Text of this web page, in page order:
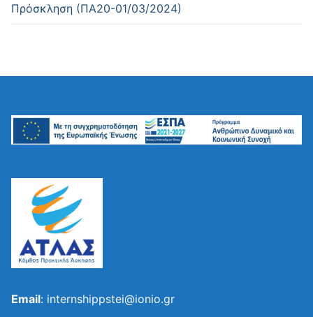
Πρόσκληση (ΠΑ20-01/03/2024)
Email: internshippstei@ionio.gr